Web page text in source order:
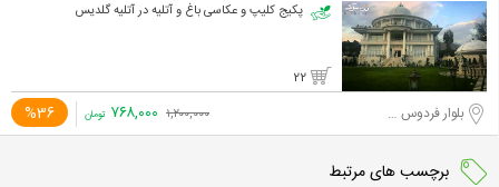
پکیج کلیپ و عکاسی باغ و آتلیه در آتلیه گلدیس
22
بلوار فردوس شرق %36 ۱,۲۰۰,۰۰۰ ۷۶۸,۰۰۰ تومان
برچسب های مرتبط